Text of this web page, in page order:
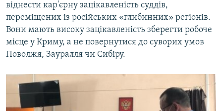
віднести кар'єрну зацікавленість суддів,
переміщених із російських «глибинних» регіонів.
Вони мають високу зацікавленість зберегти робоче
місце у Криму, а не повернутися до суворих умов
Поволжя, Зауралля чи Сибіру.